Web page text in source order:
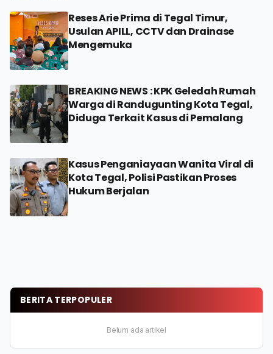
Reses Arie Prima di Tegal Timur,
Usulan APILL, CCTV dan Drainase
Mengemuka
BREAKING NEWS : KPK Geledah Rumah
Warga di Randugunting Kota Tegal,
Diduga Terkait Kasus di Pemalang
Kasus Penganiayaan Wanita Viral di
Kota Tegal, Polisi Pastikan Proses
Hukum Berjalan
BERITA TERPOPULER
Belum ada artikel